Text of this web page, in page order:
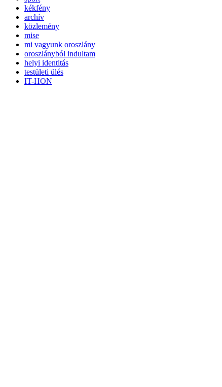
kékfény
archív
közlemény
mise
mi vagyunk oroszlány
oroszlányból indultam
helyi identitás
testületi ülés
IT-HON